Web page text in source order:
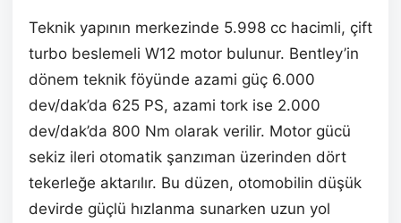
Teknik yapının merkezinde 5.998 cc hacimli, çift
turbo beslemeli W12 motor bulunur. Bentley’in
dönem teknik föyünde azami güç 6.000
dev/dak’da 625 PS, azami tork ise 2.000
dev/dak’da 800 Nm olarak verilir. Motor gücü
sekiz ileri otomatik şanzıman üzerinden dört
tekerleğe aktarılır. Bu düzen, otomobilin düşük
devirde güçlü hızlanma sunarken uzun yol